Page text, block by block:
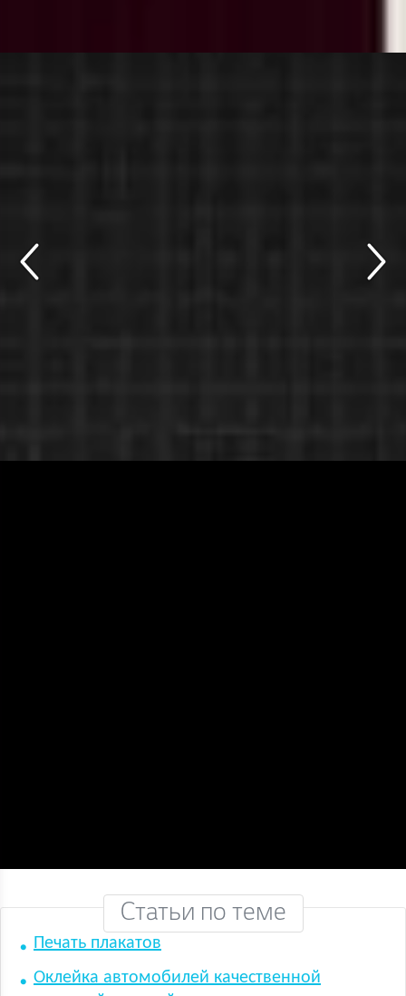
Статьи по теме
Печать плакатов
Оклейка автомобилей качественной